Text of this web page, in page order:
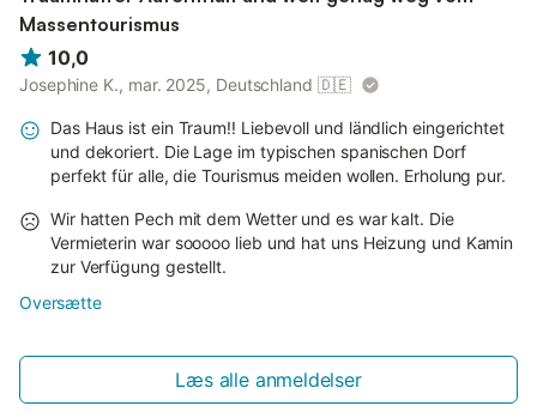
Massentourismus
10,0
Josephine K., mar. 2025, Deutschland 🇩🇪
Das Haus ist ein Traum!! Liebevoll und ländlich eingerichtet
und dekoriert. Die Lage im typischen spanischen Dorf
perfekt für alle, die Tourismus meiden wollen. Erholung pur.
Wir hatten Pech mit dem Wetter und es war kalt. Die
Vermieterin war sooooo lieb und hat uns Heizung und Kamin
zur Verfügung gestellt.
Oversætte
Læs alle anmeldelser